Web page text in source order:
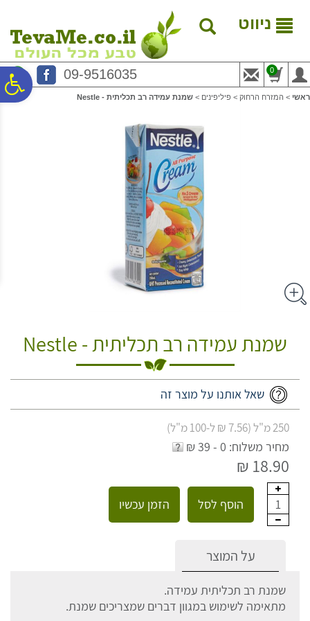
נגישות
המרכזי
ניווט
09-9516035 0
ראשי > המזרח הרחוק > פיליפינים > שמנת עמידה רב תכליתית - Nestle
שמנת עמידה רב תכליתית - Nestle
שאל אותנו על מוצר זה
250 מ"ל (7.56 ₪ ל-100 מ"ל)
מחיר משלוח: 0 - 39 ₪
18.90 ₪
1 הוסף לסל הזמן עכשיו
על המוצר
שמנת רב תכליתית עמידה.
מתאימה לשימוש במגוון דברים שמצריכים שמנת.